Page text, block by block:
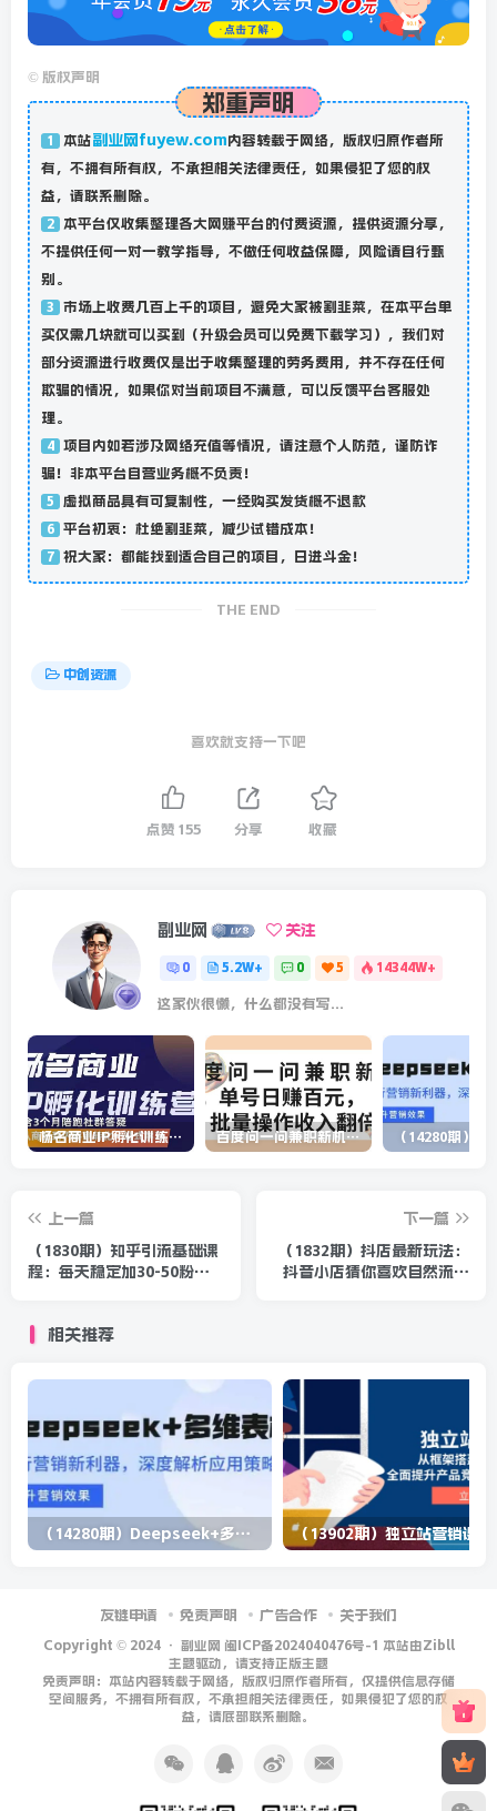
© 版权声明
郑重声明
1 本站副业网fuyew.com内容转载于网络，版权归原作者所
有，不拥有所有权，不承担相关法律责任，如果侵犯了您的权
益，请联系删除。
2
本平台仅收集整理各大网赚平台的付费资源，提供资源分享，
不提供任何一对一教学指导，不做任何收益保障，风险请自行甄
别。
3
市场上收费几百上千的项目，避免大家被割韭菜，在本平台单
买仅需几块就可以买到（升级会员可以免费下载学习），我们对
部分资源进行收费仅是出于收集整理的劳务费用，并不存在任何
欺骗的情况，如果你对当前项目不满意，可以反馈平台客服处
理。
4
项目内如若涉及网络充值等情况，请注意个人防范，谨防诈
骗！非本平台自营业务概不负责！
5 虚拟商品具有可复制性，一经购买发货概不退款
6 平台初衷：杜绝割韭菜，减少试错成本！
7 祝大家：都能找到适合自己的项目，日进斗金！
THE END
中创资源
喜欢就支持一下吧
点赞 155 分享 收藏
副业网 关注
0 5.2W+ 0 5 14344W+
这家伙很懒，什么都没有写...
杨名商业IP孵化训练营，从商业到内容到转化一站式学 价值5980元 百度问一问兼职新机遇，单号日赚百元，批量操作收入翻倍
上一篇
（1830期）知乎引流基础课
程：每天稳定加30-50粉实
下一篇
（1832期）抖店最新玩法：
抖音小店猜你喜欢自然流量
相关推荐
（14280期）Deepseek+多维表格，银行营销新利器，深度解析应用策略，提升营销效果
友链申请 免责声明 广告合作 关于我们
Copyright © 2024 · 副业网 闽ICP备2024040476号-1 本站由Zibll
主题驱动，请支持正版主题
免责声明：本站内容转载于网络，版权归原作者所有，仅提供信息存储
空间服务，不拥有所有权，不承担相关法律责任，如果侵犯了您的权
益，请底部联系删除。